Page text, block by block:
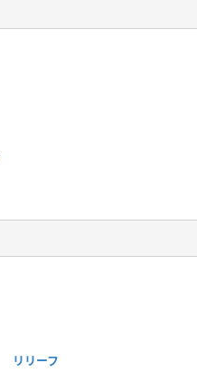
リリーフ